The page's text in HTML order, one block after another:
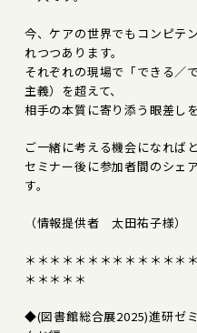
今、ケアの世界でもコンピテ
れつつあります。
それぞれの現場で「できる／
主義）を超えて、
相手の本質に寄り添う眼差し
ご一緒に考える機会になれば
セミナー後に参加者間のシェ
す。
（情報提供者 太田祐子様）
＊＊＊＊＊＊＊＊＊＊＊＊＊
＊＊＊＊＊
◆(図書館総合展2025)進研ゼ